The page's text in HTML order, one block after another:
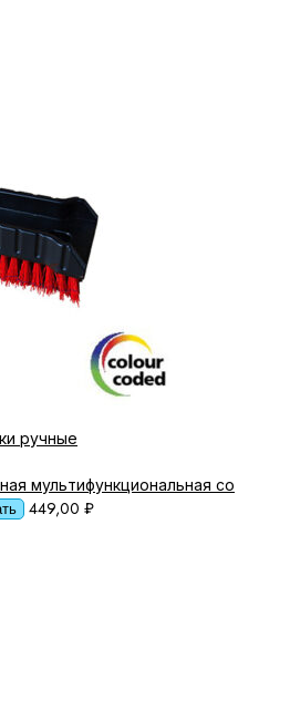
ручные
мультифункциональная со
449,00 ₽